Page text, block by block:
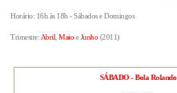
Horário: 16h às 18h - Sábados e Domingos
Trimestre: Abril Maio eJunho (2011)
SÁBADO - Bola Rolando